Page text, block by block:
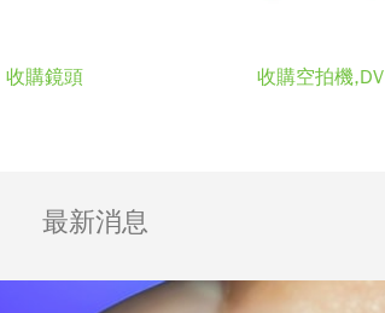
收購鏡頭 收購空拍機,DV
最新消息